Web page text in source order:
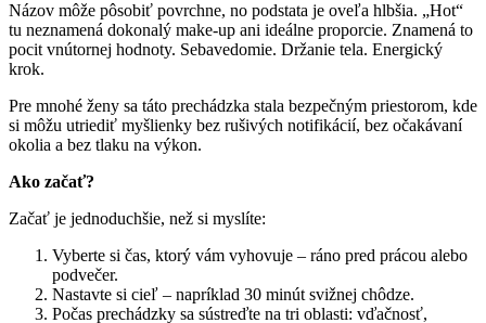
Názov môže pôsobiť povrchne, no podstata je oveľa hlbšia. „Hot“
tu neznamená dokonalý make-up ani ideálne proporcie. Znamená to
pocit vnútornej hodnoty. Sebavedomie. Držanie tela. Energický
krok.
Pre mnohé ženy sa táto prechádzka stala bezpečným priestorom, kde
si môžu utriediť myšlienky bez rušivých notifikácií, bez očakávaní
okolia a bez tlaku na výkon.
Ako začať?
Začať je jednoduchšie, než si myslíte:
Vyberte si čas, ktorý vám vyhovuje – ráno pred prácou alebo
podvečer.
Nastavte si cieľ – napríklad 30 minút svižnej chôdze.
Počas prechádzky sa sústreďte na tri oblasti: vďačnosť,